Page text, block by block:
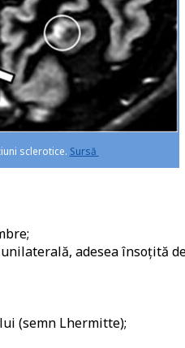
sclerotice. Sursă
adesea însoțită
(semn Lhermitte);